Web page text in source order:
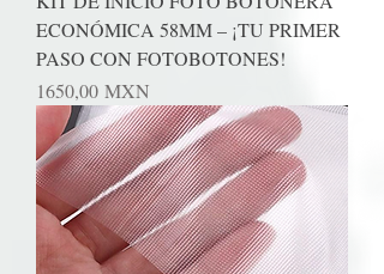
ECONÓMICA 58MM – ¡TU PRIMER
PASO CON FOTOBOTONES!
Precio
1650,00 MXN